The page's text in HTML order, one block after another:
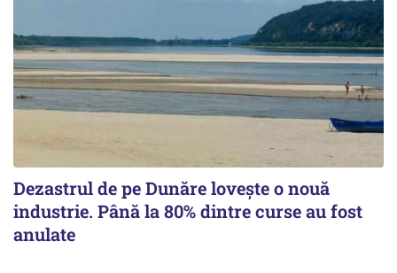
Dezastrul de pe Dunăre lovește o nouă
industrie. Până la 80% dintre curse au fost
anulate